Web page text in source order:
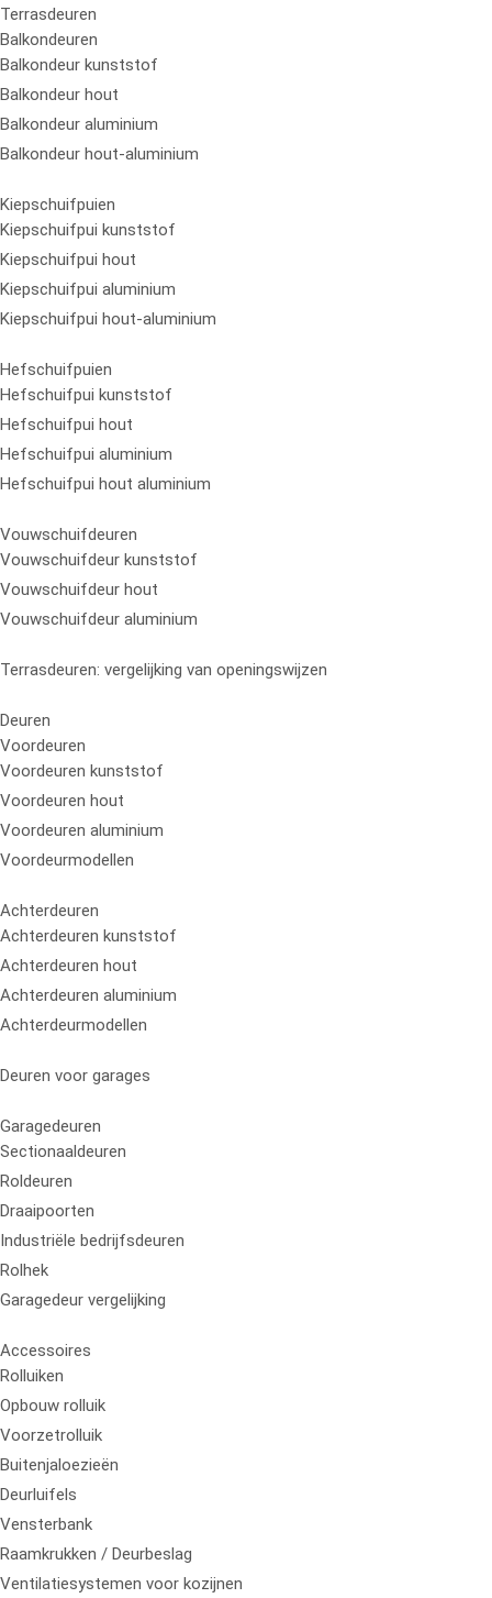
Terrasdeuren
Balkondeuren
Balkondeur kunststof
Balkondeur hout
Balkondeur aluminium
Balkondeur hout-aluminium
Kiepschuifpuien
Kiepschuifpui kunststof
Kiepschuifpui hout
Kiepschuifpui aluminium
Kiepschuifpui hout-aluminium
Hefschuifpuien
Hefschuifpui kunststof
Hefschuifpui hout
Hefschuifpui aluminium
Hefschuifpui hout aluminium
Vouwschuifdeuren
Vouwschuifdeur kunststof
Vouwschuifdeur hout
Vouwschuifdeur aluminium
Terrasdeuren: vergelijking van openingswijzen
Deuren
Voordeuren
Voordeuren kunststof
Voordeuren hout
Voordeuren aluminium
Voordeurmodellen
Achterdeuren
Achterdeuren kunststof
Achterdeuren hout
Achterdeuren aluminium
Achterdeurmodellen
Deuren voor garages
Garagedeuren
Sectionaaldeuren
Roldeuren
Draaipoorten
Industriële bedrijfsdeuren
Rolhek
Garagedeur vergelijking
Accessoires
Rolluiken
Opbouw rolluik
Voorzetrolluik
Buitenjaloezieën
Deurluifels
Vensterbank
Raamkrukken / Deurbeslag
Ventilatiesystemen voor kozijnen